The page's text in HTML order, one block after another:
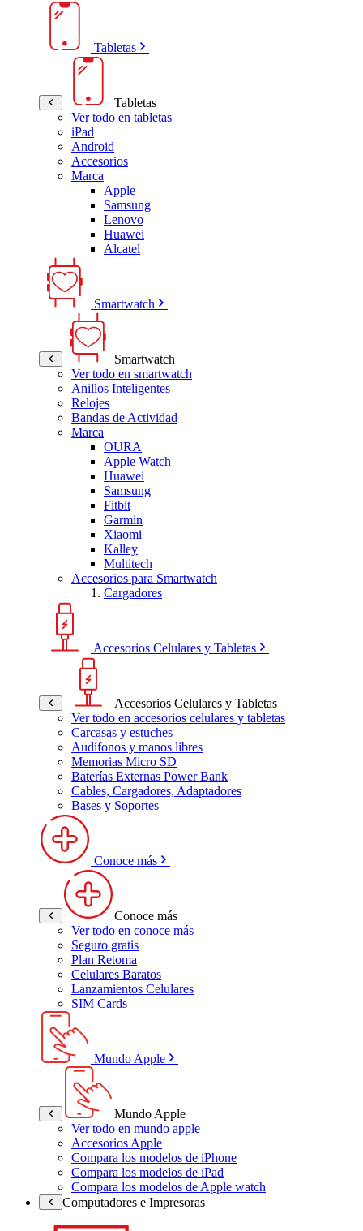
Tabletas
Tabletas
Ver todo en tabletas
iPad
Android
Accesorios
Marca
Apple
Samsung
Lenovo
Huawei
Alcatel
Smartwatch
Smartwatch
Ver todo en smartwatch
Anillos Inteligentes
Relojes
Bandas de Actividad
Marca
OURA
Apple Watch
Huawei
Samsung
Fitbit
Garmin
Xiaomi
Kalley
Multitech
Accesorios para Smartwatch
Cargadores
Accesorios Celulares y Tabletas
Accesorios Celulares y Tabletas
Ver todo en accesorios celulares y tabletas
Carcasas y estuches
Audífonos y manos libres
Memorias Micro SD
Baterías Externas Power Bank
Cables, Cargadores, Adaptadores
Bases y Soportes
Conoce más
Conoce más
Ver todo en conoce más
Seguro gratis
Plan Retoma
Celulares Baratos
Lanzamientos Celulares
SIM Cards
Mundo Apple
Mundo Apple
Ver todo en mundo apple
Accesorios Apple
Compara los modelos de iPhone
Compara los modelos de iPad
Compara los modelos de Apple watch
Computadores e Impresoras